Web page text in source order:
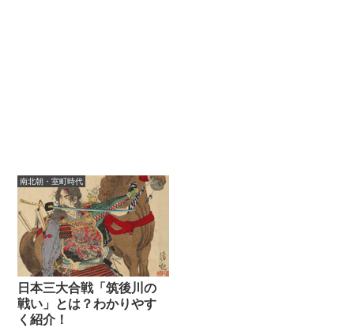
南北朝・室町時代
日本三大合戦「筑後川の
戦い」とは？わかりやす
く紹介！